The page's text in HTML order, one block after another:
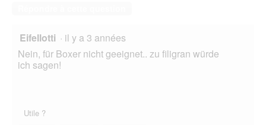
Eifellotti · il y a 3 années
Nein, für Boxer nicht geeignet.. zu filigran würde
ich sagen!
Utile ?